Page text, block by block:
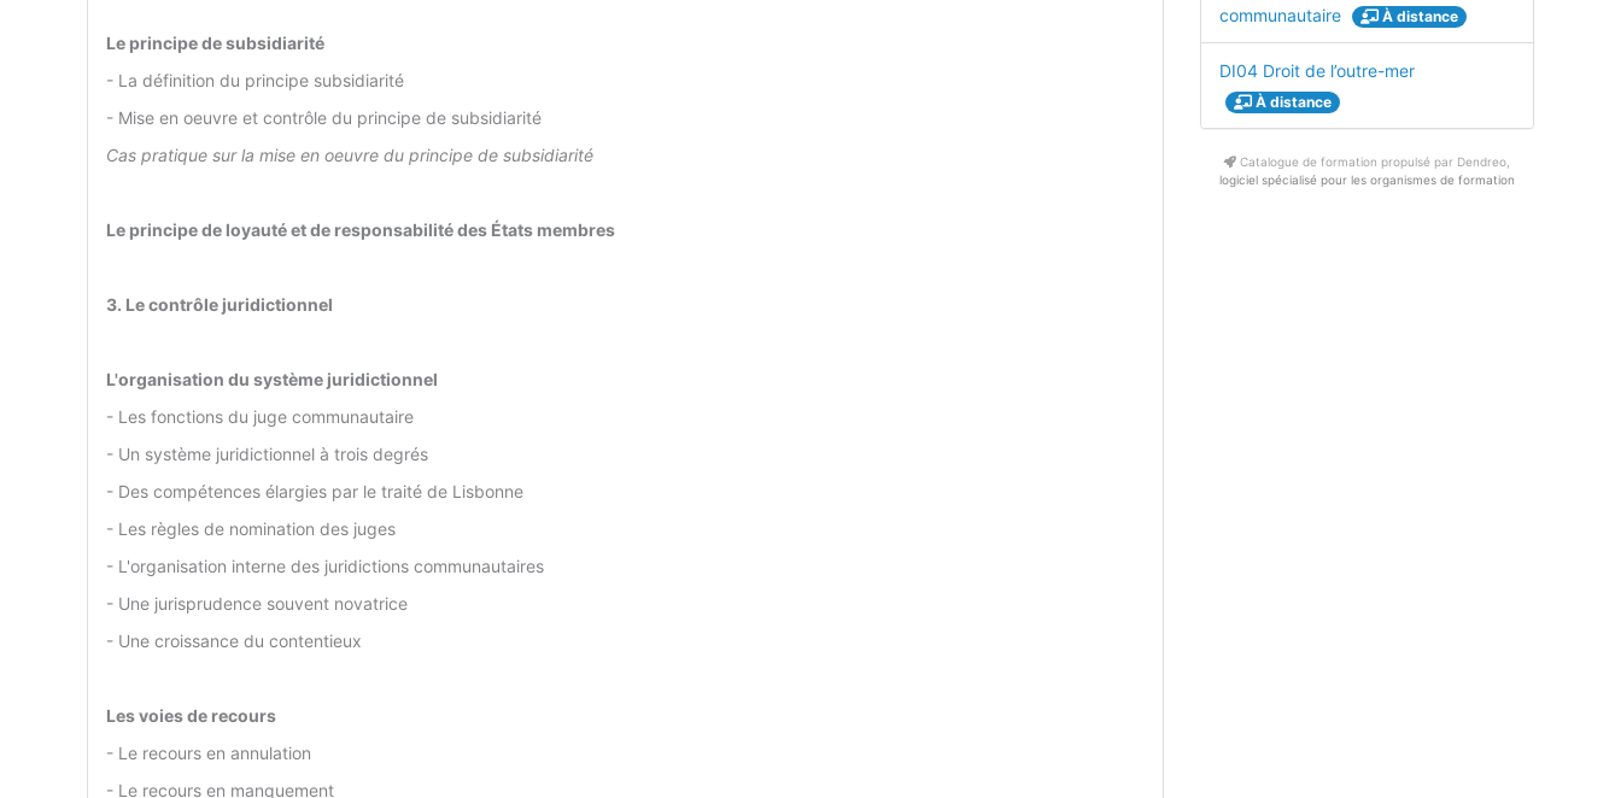
Le principe de subsidiarité
- La définition du principe subsidiarité
- Mise en oeuvre et contrôle du principe de subsidiarité
Cas pratique sur la mise en oeuvre du principe de subsidiarité
Le principe de loyauté et de responsabilité des États membres
3. Le contrôle juridictionnel
L'organisation du système juridictionnel
- Les fonctions du juge communautaire
- Un système juridictionnel à trois degrés
- Des compétences élargies par le traité de Lisbonne
- Les règles de nomination des juges
- L'organisation interne des juridictions communautaires
- Une jurisprudence souvent novatrice
- Une croissance du contentieux
Les voies de recours
- Le recours en annulation
- Le recours en manquement
communautaire
À distance
DI04 Droit de l’outre-mer
À distance
Catalogue de formation propulsé par Dendreo,
logiciel spécialisé pour les organismes de formation